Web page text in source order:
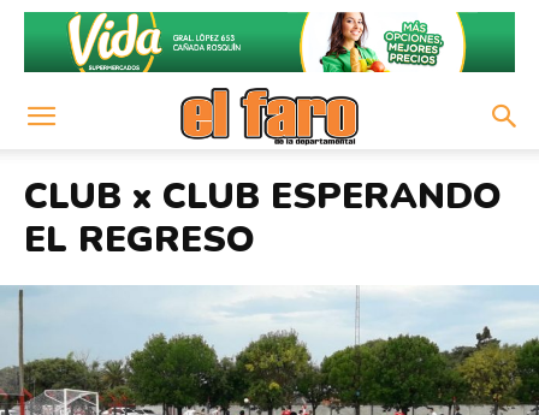
CLUB x CLUB ESPERANDO
EL REGRESO